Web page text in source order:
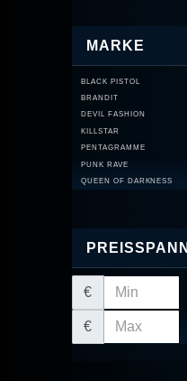
MARKE
BLACK PISTOL
BRANDIT
DEVIL FASHION
KILLSTAR
PENTAGRAMME
PUNK RAVE
QUEEN OF DARKNESS
€
€